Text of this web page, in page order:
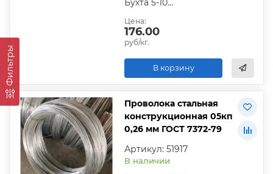
Фильтры
Бухта 5-10 кг
Цена:
176.00
руб/кг.
В корзину
Проволока стальная
конструкционная 05кп
0,26 мм ГОСТ 7372-79
Артикул: 51917
В наличии